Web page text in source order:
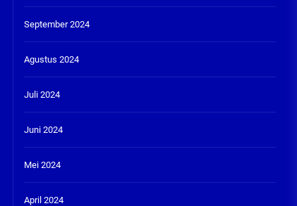
September 2024
Agustus 2024
Juli 2024
Juni 2024
Mei 2024
April 2024